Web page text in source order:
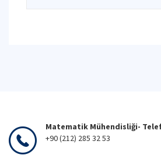
Matematik Mühendisliği-
+90 (212) 285 32 53